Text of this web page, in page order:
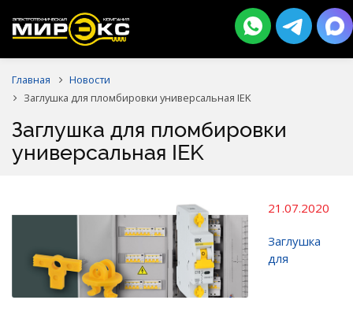
Главная
Новости
Заглушка для пломбировки универсальная IEK
Заглушка для пломбировки
универсальная IEK
21.07.2020
Заглушка
для